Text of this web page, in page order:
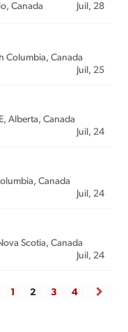
Canada Juil, 28
Columbia, Canada
Juil, 25
Alberta, Canada
Juil, 24
Canada
Juil, 24
Scotia, Canada
Juil, 24
1 2 3 4